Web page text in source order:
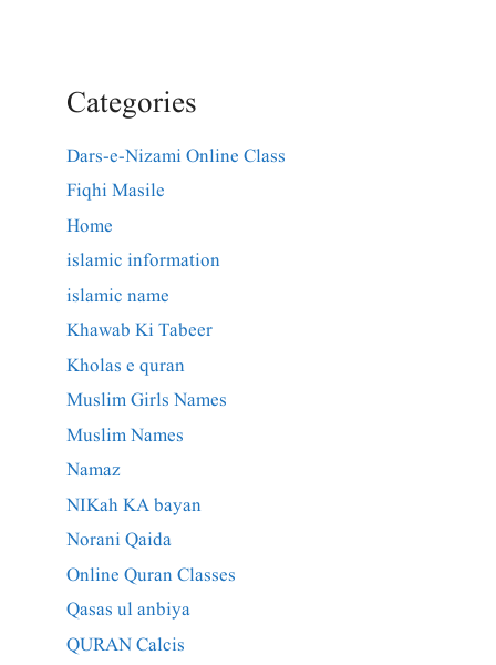
Categories
Dars-e-Nizami Online Class
Fiqhi Masile
Home
islamic information
islamic name
Khawab Ki Tabeer
Kholas e quran
Muslim Girls Names
Muslim Names
Namaz
NIKah KA bayan
Norani Qaida
Online Quran Classes
Qasas ul anbiya
QURAN Calcis